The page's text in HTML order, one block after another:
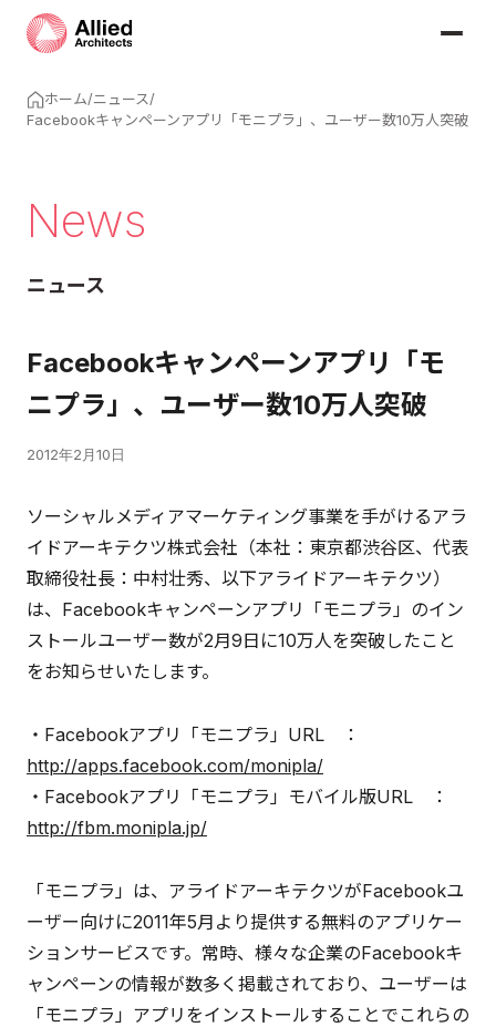
ホーム/ニュース/
Facebookキャンペーンアプリ「モニプラ」、ユーザー数10万人突破
News
ニュース
Facebookキャンペーンアプリ「モ
ニプラ」、ユーザー数10万人突破
2012年2月10日
ソーシャルメディアマーケティング事業を手がけるアラ
イドアーキテクツ株式会社（本社：東京都渋谷区、代表
取締役社長：中村壮秀、以下アライドアーキテクツ）
は、Facebookキャンペーンアプリ「モニプラ」のイン
ストールユーザー数が2月9日に10万人を突破したこと
をお知らせいたします。
・Facebookアプリ「モニプラ」URL ：
http://apps.facebook.com/monipla/
・Facebookアプリ「モニプラ」モバイル版URL ：
http://fbm.monipla.jp/
「モニプラ」は、アライドアーキテクツがFacebookユ
ーザー向けに2011年5月より提供する無料のアプリケー
ションサービスです。常時、様々な企業のFacebookキ
ャンペーンの情報が数多く掲載されており、ユーザーは
「モニプラ」アプリをインストールすることでこれらの